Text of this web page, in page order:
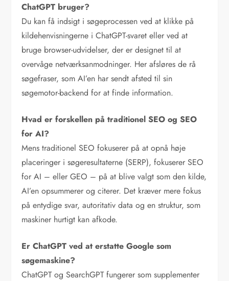
ChatGPT bruger?
Du kan få indsigt i søgeprocessen ved at klikke på
kildehenvisningerne i ChatGPT-svaret eller ved at
bruge browser-udvidelser, der er designet til at
overvåge netværksanmodninger. Her afsløres de rå
søgefraser, som AI’en har sendt afsted til sin
søgemotor-backend for at finde information.
Hvad er forskellen på traditionel SEO og SEO
for AI?
Mens traditionel SEO fokuserer på at opnå høje
placeringer i søgeresultaterne (SERP), fokuserer SEO
for AI – eller GEO – på at blive valgt som den kilde,
AI’en opsummerer og citerer. Det kræver mere fokus
på entydige svar, autoritativ data og en struktur, som
maskiner hurtigt kan afkode.
Er ChatGPT ved at erstatte Google som
søgemaskine?
ChatGPT og SearchGPT fungerer som supplementer